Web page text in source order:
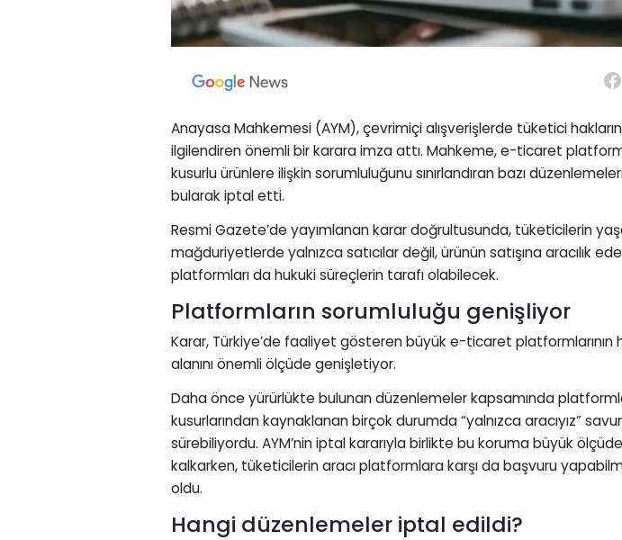
Anayasa Mahkemesi (AYM), çevrimiçi alışverişlerde tüketici
ilgilendiren önemli bir karara imza attı. Mahkeme, e-ticaret
kusurlu ürünlere ilişkin sorumluluğunu sınırlandıran bazı
bularak iptal etti.
Resmi Gazete’de yayımlanan karar doğrultusunda, tüketicilerin
mağduriyetlerde yalnızca satıcılar değil, ürünün satışına aracılık
platformları da hukuki süreçlerin tarafı olabilecek.
Platformların sorumluluğu genişliyor
Karar, Türkiye’de faaliyet gösteren büyük e-ticaret platformlarının
alanını önemli ölçüde genişletiyor.
Daha önce yürürlükte bulunan düzenlemeler kapsamında
kusurlarından kaynaklanan birçok durumda “yalnızca aracıyız”
sürebiliyordu. AYM’nin iptal kararıyla birlikte bu koruma büyük
kalkarken, tüketicilerin aracı platformlara karşı da başvuru
oldu.
Hangi düzenlemeler iptal edildi?